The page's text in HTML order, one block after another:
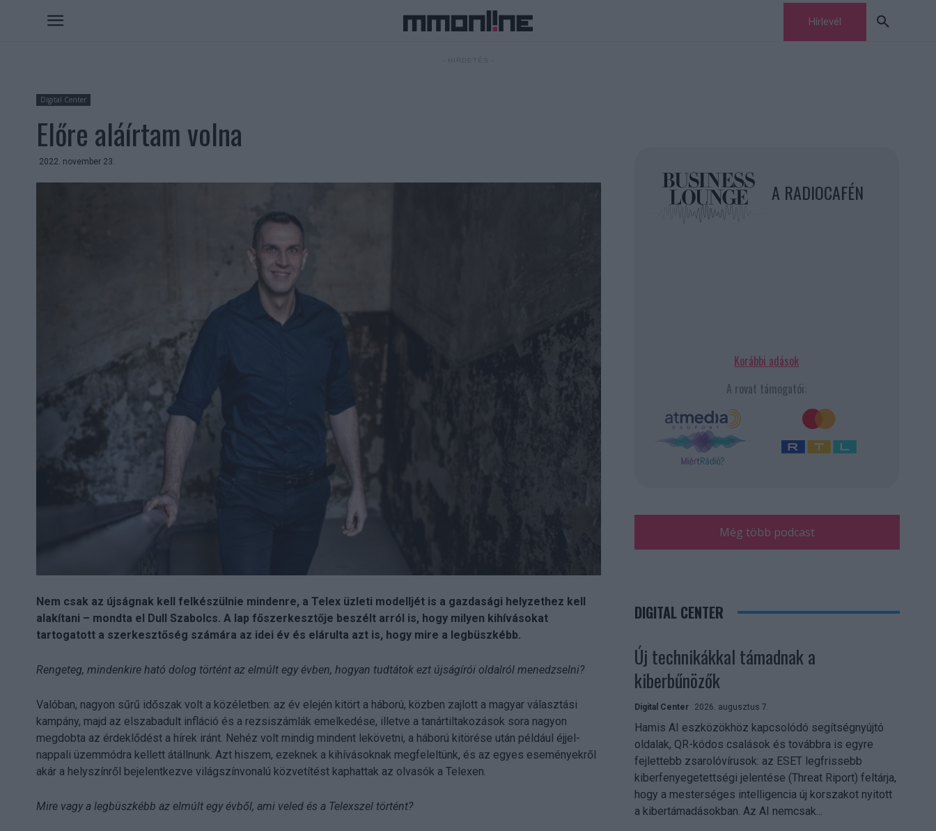
Hírlevél
Digital Center
Előre aláírtam volna
2022. november 23.
Nem csak az újságnak kell felkészülnie mindenre, a Telex üzleti modelljét is a gazdasági helyzethez kell
alakítani – mondta el Dull Szabolcs. A lap főszerkesztője beszélt arról is, hogy milyen kihívásokat
tartogatott a szerkesztőség számára az idei év és elárulta azt is, hogy mire a legbüszkébb.
Rengeteg, mindenkire ható dolog történt az elmúlt egy évben, hogyan tudtátok ezt újságírói oldalról menedzselni?
Valóban, nagyon sűrű időszak volt a közéletben: az év elején kitört a háború, közben zajlott a magyar választási
kampány, majd az elszabadult infláció és a rezsiszámlák emelkedése, illetve a tanártiltakozások sora nagyon
megdobta az érdeklődést a hírek iránt. Nehéz volt mindig mindent lekövetni, a háború kitörése után például éjjel-
nappali üzemmódra kellett átállnunk. Azt hiszem, ezeknek a kihívásoknak megfeleltünk, és az egyes eseményekről
akár a helyszínről bejelentkezve világszínvonalú közvetítést kaphattak az olvasók a Telexen.
Mire vagy a legbüszkébb az elmúlt egy évből, ami veled és a Telexszel történt?
A RADIOCAFÉN
Korábbi adások
A rovat támogatói:
Még több podcast
DIGITAL CENTER
Új technikákkal támadnak a
kiberbűnözők
Digital Center 2026. augusztus 7.
Hamis AI eszközökhöz kapcsolódó segítségnyújtó
oldalak, QR-kódos csalások és továbbra is egyre
fejlettebb zsarolóvírusok: az ESET legfrissebb
kiberfenyegetettségi jelentése (Threat Riport) feltárja,
hogy a mesterséges intelligencia új korszakot nyitott
a kibertámadásokban. Az AI nemcsak...